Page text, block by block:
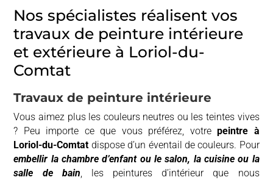
Nos spécialistes réalisent vos
travaux de peinture intérieure
et extérieure à Loriol-du-
Comtat
Travaux de peinture intérieure
Vous aimez plus les couleurs neutres ou les teintes vives
? Peu importe ce que vous préférez, votrepeintre à
Loriol-du-Comtatdispose d’un éventail de couleurs. Pour
embellir la chambre d’enfant ou le salon, la cuisine ou la
salle de bain, les peintures d’intérieur que nous